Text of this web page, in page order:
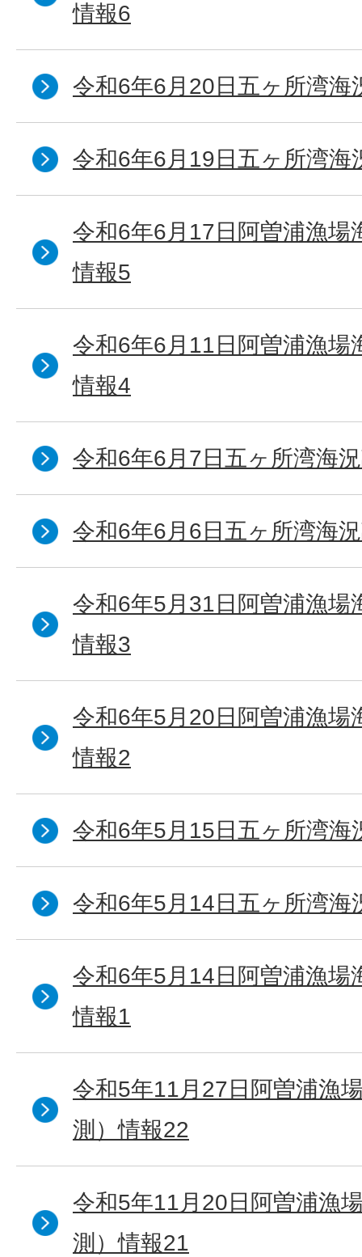
情報6
令和6年6月20日五ヶ所湾海
令和6年6月19日五ヶ所湾海
令和6年6月17日阿曽浦漁場
情報5
令和6年6月11日阿曽浦漁場
情報4
令和6年6月7日五ヶ所湾海
令和6年6月6日五ヶ所湾海
令和6年5月31日阿曽浦漁場
情報3
令和6年5月20日阿曽浦漁場
情報2
令和6年5月15日五ヶ所湾海
令和6年5月14日五ヶ所湾海
令和6年5月14日阿曽浦漁場
情報1
令和5年11月27日阿曽浦漁
測）情報22
令和5年11月20日阿曽浦漁
測）情報21